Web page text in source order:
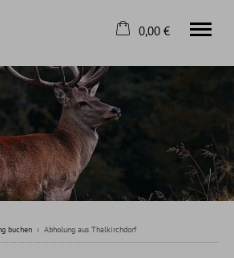
buchen
0,00 €
Warenkorb ist leer
buchen › Abholung aus Thalkirchdorf